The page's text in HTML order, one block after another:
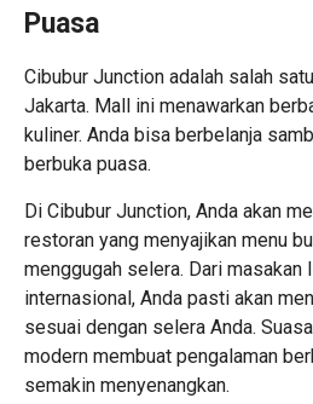
Puasa
Cibubur Junction adalah salah
Jakarta. Mall ini menawarkan
kuliner. Anda bisa berbelanja
berbuka puasa.
Di Cibubur Junction, Anda akan
restoran yang menyajikan menu
menggugah selera. Dari masakan
internasional, Anda pasti akan
sesuai dengan selera Anda.
modern membuat pengalaman
semakin menyenangkan.